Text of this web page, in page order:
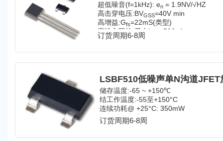
超低噪音(f=1kHz): en = 1.9NV/√HZ
高击穿电压:BVGSS=40V min
高增益:Gfs=22mS(类型)
高输入阻抗:最大I
= -500pA
低电容:20pF (type)
订货周期6-8周
LSBF510低噪声单N沟道JFET
储存温度:-65 ~ +150℃
结工作温度:-55至+150°C
连续功耗@ +25°C: 350mW
栅极正向电流:IG(F)
栅极到源:V
= 30V
栅极到漏极:VGDS= 30V
订货周期6-8周